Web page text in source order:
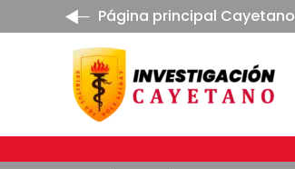
Página principal Cayetano